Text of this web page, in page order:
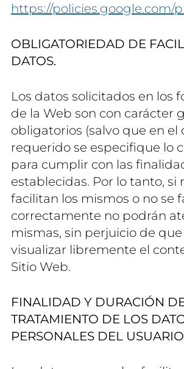
https://policies.google.com/
OBLIGATORIEDAD DE
DATOS.
Los datos solicitados en los
de la Web son con carácter
obligatorios (salvo que en el
requerido se especifique lo
para cumplir con las
establecidas. Por lo tanto, si
facilitan los mismos o no se
correctamente no podrán
mismas, sin perjuicio de
visualizar libremente el
Sitio Web.
FINALIDAD Y DURACIÓN
TRATAMIENTO DE LOS
PERSONALES DEL USUARIO